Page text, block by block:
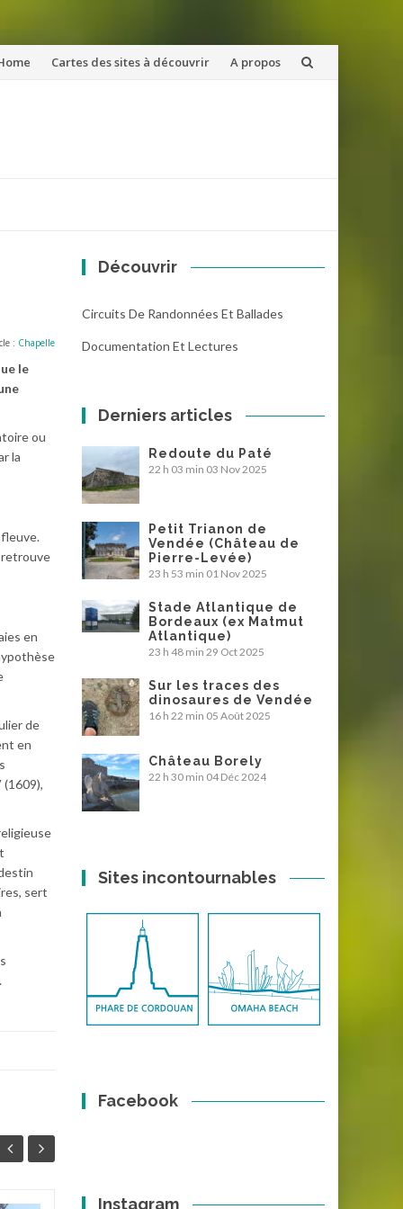
Cartes des sites à découvrir A propos
: Chapelle
le
ou
la
retrouve
en
de
en
sert
Découvrir
Circuits De Randonnées Et Ballades
Documentation Et Lectures
Derniers articles
Redoute du Paté
22 h 03 min 03 Nov 2025
Petit Trianon de
Vendée (Château de
Pierre-Levée)
23 h 53 min 01 Nov 2025
Stade Atlantique de
Bordeaux (ex Matmut
Atlantique)
23 h 48 min 29 Oct 2025
Sur les traces des
dinosaures de Vendée
16 h 22 min 05 Août 2025
Château Borely
22 h 30 min 04 Déc 2024
Sites incontournables
Facebook
Instagram